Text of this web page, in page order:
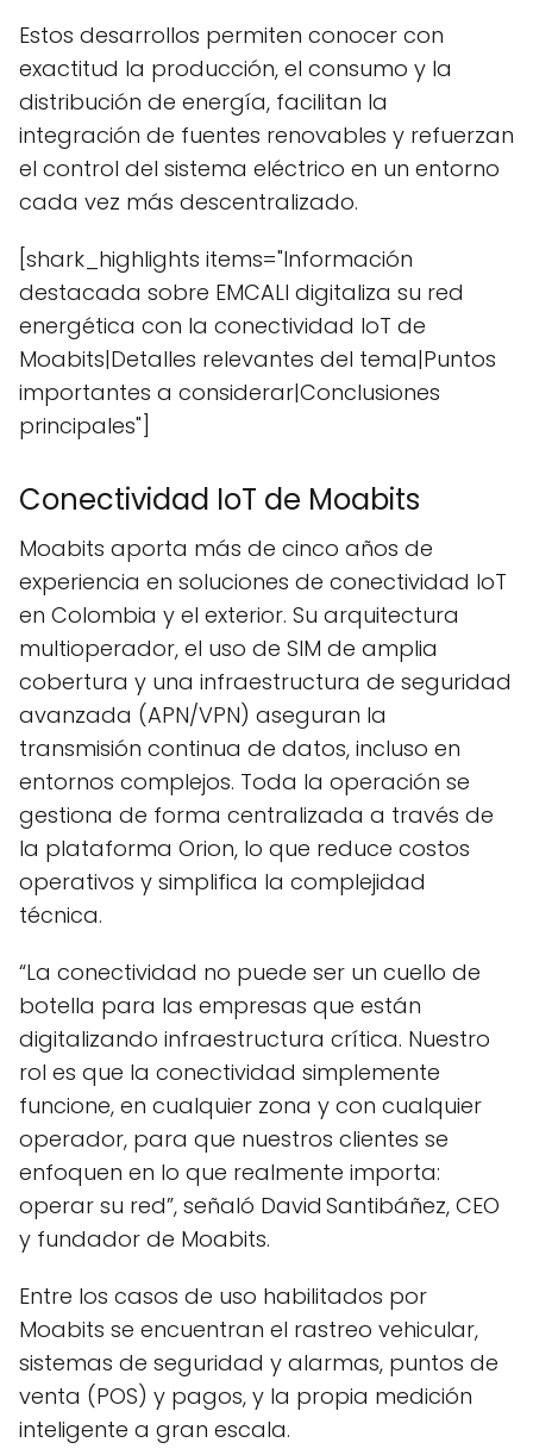
Estos desarrollos permiten conocer con
exactitud la producción, el consumo y la
distribución de energía, facilitan la
integración de fuentes renovables y refuerzan
el control del sistema eléctrico en un entorno
cada vez más descentralizado.
[shark_highlights items="Información
destacada sobre EMCALI digitaliza su red
energética con la conectividad IoT de
Moabits|Detalles relevantes del tema|Puntos
importantes a considerar|Conclusiones
principales"]
Conectividad IoT de Moabits
Moabits aporta más de cinco años de
experiencia en soluciones de conectividad IoT
en Colombia y el exterior. Su arquitectura
multioperador, el uso de SIM de amplia
cobertura y una infraestructura de seguridad
avanzada (APN/VPN) aseguran la
transmisión continua de datos, incluso en
entornos complejos. Toda la operación se
gestiona de forma centralizada a través de
la plataforma Orion, lo que reduce costos
operativos y simplifica la complejidad
técnica.
“La conectividad no puede ser un cuello de
botella para las empresas que están
digitalizando infraestructura crítica. Nuestro
rol es que la conectividad simplemente
funcione, en cualquier zona y con cualquier
operador, para que nuestros clientes se
enfoquen en lo que realmente importa:
operar su red”, señaló David Santibáñez, CEO
y fundador de Moabits.
Entre los casos de uso habilitados por
Moabits se encuentran el rastreo vehicular,
sistemas de seguridad y alarmas, puntos de
venta (POS) y pagos, y la propia medición
inteligente a gran escala.